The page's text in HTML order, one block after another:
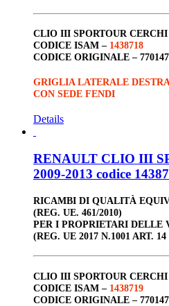
CLIO III SPORTOUR CERCHI
CODICE ISAM – 1438718
CODICE ORIGINALE –
GRIGLIA LATERALE
CON SEDE FENDI
Details
RENAULT CLIO III
2009-2013 codice
RICAMBI DI QUALITÀ
(REG. UE. 461/2010)
PER I PROPRIETARI DELLE
(REG. UE 2017 N.1001 ART. 14
CLIO III SPORTOUR CERCHI
CODICE ISAM – 1438719
CODICE ORIGINALE –